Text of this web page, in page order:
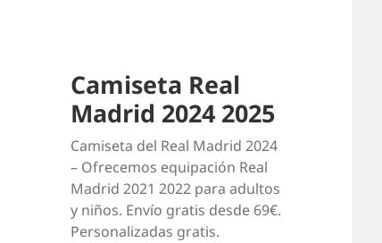
Camiseta Real
Madrid 2024 2025
Camiseta del Real Madrid 2024
– Ofrecemos equipación Real
Madrid 2021 2022 para adultos
y niños. Envío gratis desde 69€.
Personalizadas gratis.